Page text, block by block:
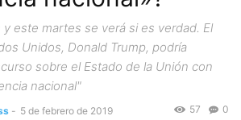
y este martes se verá si es verdad. El
Unidos, Donald Trump, podría
sobre el Estado de la Unión con
nacional"
- 5 de febrero de 2019 0
57